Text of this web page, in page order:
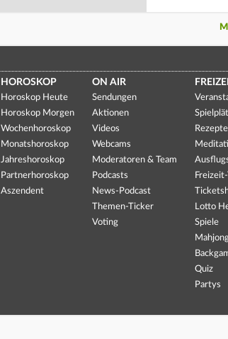
HOROSKOP
Horoskop Heute
Horoskop Morgen
Wochenhoroskop
Monatshoroskop
Jahreshoroskop
Partnerhoroskop
Aszendent
ON AIR
Sendungen
Aktionen
Videos
Webcams
Moderatoren & Team
Podcasts
News-Podcast
Themen-Ticker
Voting
Rezepte
Lotto
Spiele
Quiz
Partys